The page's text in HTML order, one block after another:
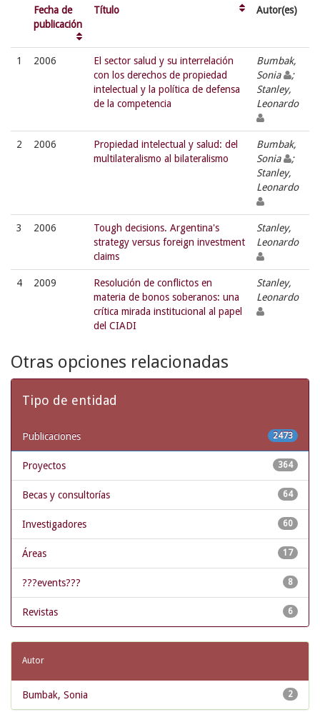
Fecha de
publicación
Título Autor(es)
1 2006
El sector salud y su interrelación
con los derechos de propiedad
intelectual y la política de defensa
de la competencia
Bumbak,
Sonia
;
Stanley,
Leonardo
2 2006
Propiedad intelectual y salud: del
multilateralismo al bilateralismo
Bumbak,
Sonia
;
Stanley,
Leonardo
3 2006
Tough decisions. Argentina's
strategy versus foreign investment
claims
Stanley,
Leonardo
4 2009
Resolución de conflictos en
materia de bonos soberanos: una
crítica mirada institucional al papel
del CIADI
Stanley,
Leonardo
Otras opciones relacionadas
Tipo de entidad
2473
Publicaciones
364
Proyectos
64
Becas y consultorías
60
Investigadores
17
Áreas
8
???events???
6
Revistas
Autor
2
Bumbak, Sonia